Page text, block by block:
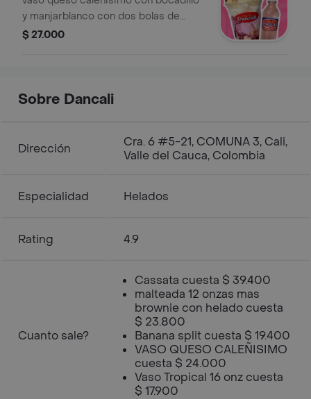
y manjarblanco con dos bolas de
helado, queso mozarella y salsa + una
$ 27.000
Sobre Dancali
Dirección
Cra. 6 #5-21, COMUNA 3, Cali,
Valle del Cauca, Colombia
Especialidad Helados
Rating 4.9
Cuanto sale?
Cassata cuesta $ 39.400
malteada 12 onzas mas
brownie con helado cuesta
$ 23.800
Banana split cuesta $ 19.400
VASO QUESO CALEÑISIMO
cuesta $ 24.000
Vaso Tropical 16 onz cuesta
$ 17.900